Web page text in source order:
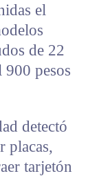
el
de 22
pesos
detectó
placas,
tarjetón